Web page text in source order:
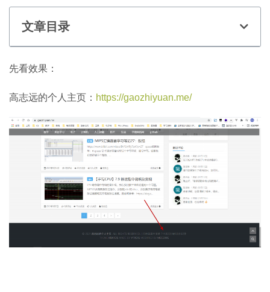
文章目录
先看效果：
高志远的个人主页： https://gaozhiyuan.me/